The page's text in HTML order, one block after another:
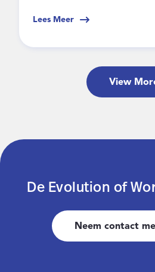
Lees Meer
View
De Evolution of
Neem contact